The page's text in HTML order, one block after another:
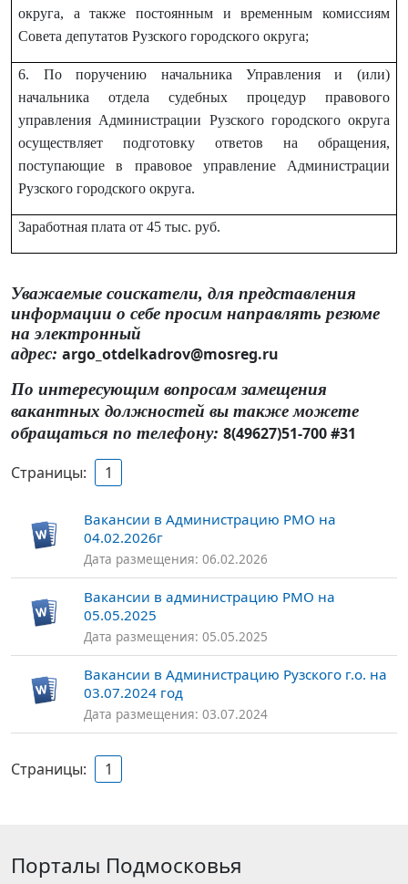
округа, а также постоянным и временным комиссиям
Совета депутатов Рузского городского округа;
6. По поручению начальника Управления и (или)
начальника отдела судебных процедур правового
управления Администрации Рузского городского округа
осуществляет подготовку ответов на обращения,
поступающие в правовое управление Администрации
Рузского городского округа.
Заработная плата от 45 тыс. руб.
Уважаемые соискатели, для представления
информации о себе просим направлять резюме
на электронный
адрес: argo_otdelkadrov@mosreg.ru
По интересующим вопросам замещения
вакантных должностей вы также можете
обращаться по телефону: 8(49627)51-700 #31
Страницы:
1
Вакансии в Администрацию РМО на
04.02.2026г
Дата размещения: 06.02.2026
Вакансии в администрацию РМО на
05.05.2025
Дата размещения: 05.05.2025
Вакансии в Администрацию Рузского г.о. на
03.07.2024 год
Дата размещения: 03.07.2024
Страницы: 1
Порталы Подмосковья